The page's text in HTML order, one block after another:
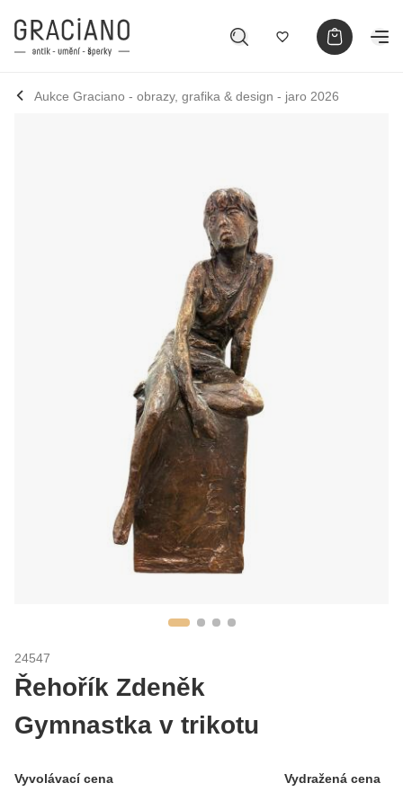
Aukce Graciano - obrazy, grafika & design - jaro 2026
24547
Řehořík Zdeněk
Gymnastka v trikotu
Vyvolávací cena Vydražená cena